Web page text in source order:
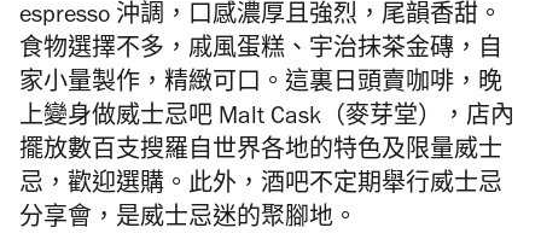
espresso 沖調，口感濃厚且強烈，尾韻香甜。
食物選擇不多，戚風蛋糕、 宇治抹茶金磚， 自
家小量製作， 精緻可口。這裏日頭賣咖啡，晚
上變身做威士忌吧 Malt Cask（麥芽堂）
，店內
擺放數百支搜羅自世界各地的特色及限量威士
忌，歡迎選購。此外，酒吧不定期舉行威士忌
分享會，是威士忌迷的聚腳地。